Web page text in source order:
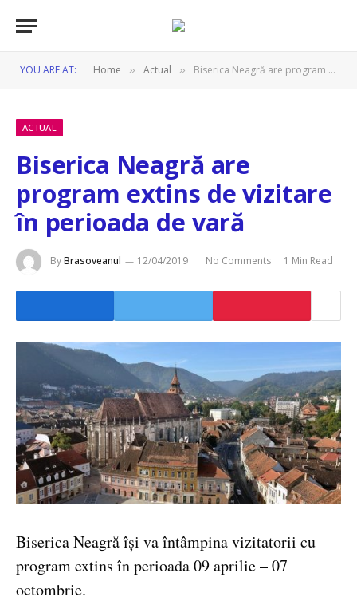
YOU ARE AT: Home » Actual » Biserica Neagră are program extins de vizitare în perioada de vară
ACTUAL
Biserica Neagră are
program extins de vizitare
în perioada de vară
ByBrasoveanul 12/04/2019 No Comments 1 Min Read
Biserica Neagră își va întâmpina vizitatorii cu
program extins în perioada 09 aprilie – 07
octombrie.